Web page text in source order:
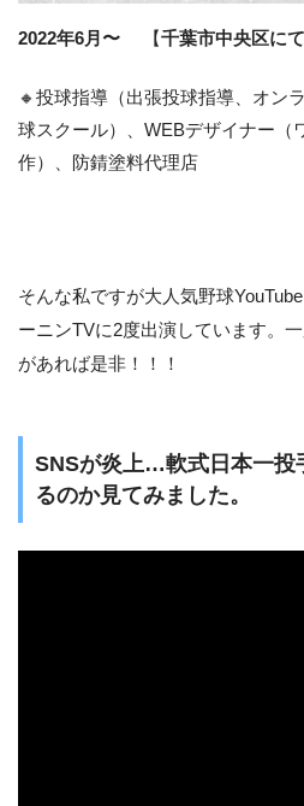
2022年6月〜 【千葉市中央区に
🔸投球指導（出張投球指導、オン
球スクール）、WEBデザイナー（
作）、防錆塗料代理店
そんな私ですが大人気野球
ーニンTVに2度出演しています。
があれば是非！！！
SNSが炎上…軟式日本一投
るのか見てみました。